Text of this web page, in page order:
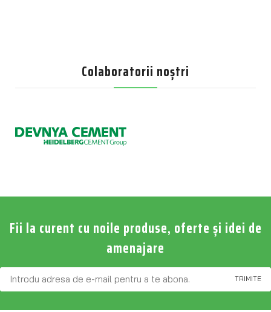
Colaboratorii noștri
Fii la curent cu noile produse, oferte și idei de
amenajare